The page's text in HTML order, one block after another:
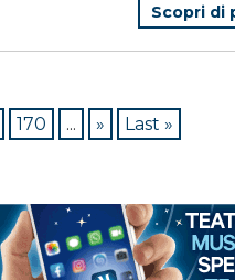
Scopri di
170 ... » Last »